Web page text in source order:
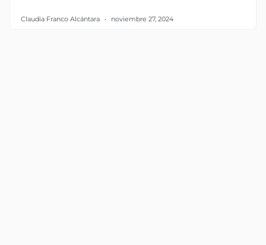
Claudia Franco Alcántara noviembre 27, 2024